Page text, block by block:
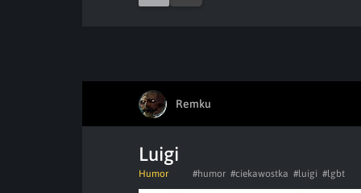
Remku
Luigi
Humor #humor #ciekawostka #luigi #lgbt